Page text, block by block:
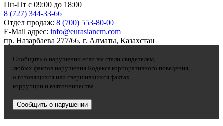
Пн-Пт с 09:00 до 18:00
8 (727) 344-33-66
Отдел продаж: 8 (700) 553-80-00
E-Mail адрес: info@eurasiancm.com
пр. Назарбаева 277/66, г. Алматы, Казахстан
Сообщить о нарушении если вы стали свидетелем,
любых фактов нарушения Кодекса корпоративного поведения,
о готовящихся или свершившихся фактах
коррупции и взяточничества.
Сообщить о нарушении